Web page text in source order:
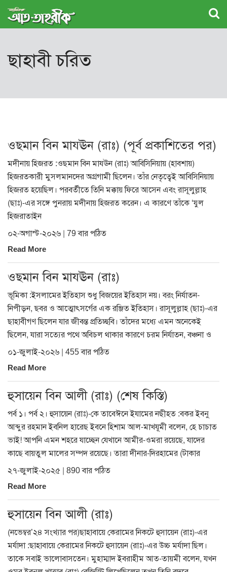
ছাহাবী চরিত
ওছমান বিন মাযঊন (রাঃ) (পূর্ব প্রকাশিতের পর)
মদীনায় হিজরত :ওছমান বিন মাযঊন (রাঃ) আবিসিনিয়ায় (হাবশায়)
হিজরতকারী মুসলমানদের অগ্রগামী ছিলেন। তাঁর নেতৃত্বেই আবিসিনিয়ায়
হিজরত হয়েছিল। পরবর্তীতে তিনি মক্কায় ফিরে আসেন এবং রাসূলুল্লাহ
(ছাঃ)-এর সঙ্গে পুনরায় মদীনায় হিজরত করেন। এ কারণে তাঁকে ‘যুল
হিজরাতাইন
০২-অগাস্ট-২০২৬ | 79 বার পঠিত
Read More
ওছমান বিন মাযঊন (রাঃ)
ভূমিকা :ইসলামের ইতিহাস শুধু বিজয়ের ইতিহাস নয়। বরং নির্যাতন-
নিপীড়ন, ছবর ও আত্মোৎসর্গের এক রঞ্জিত ইতিহাস। রাসূলুল্লাহ (ছাঃ)-এর
ছাহাবীগণ ছিলেন যার জীবন্ত প্রতিচ্ছবি। তাঁদের মধ্যে এমন অনেকেই
ছিলেন, যারা সত্যের পথে অবিচল থাকার কারণে চরম নির্যাতন, বঞ্চনা ও
০১-জুলাই-২০২৬ | 455 বার পঠিত
Read More
হুসায়েন বিন আলী (রাঃ) (শেষ কিস্তি)
পর্ব ১। পর্ব ২। হুসায়েন (রাঃ)-কে তাবেঈনে ইযামের নছীহত :বকর ইবনু
আব্দুর রহমান ইবনিল হারেছ ইবনে হিশাম আল-মাখযূমী বলেন, হে চাচাত
ভাই! আপনি এমন শহরে যাচ্ছেন যেখানে আমীর-ওমরা রয়েছে, যাদের
কাছে বায়তুল মালের সম্পদ রয়েছে। তারা দীনার-দিরহামের (টাকার
২৭-জুলাই-২০২৫ | 890 বার পঠিত
Read More
হুসায়েন বিন আলী (রাঃ)
(নভেম্বর’২৪ সংখ্যার পর)ছাহাবায়ে কেরামের নিকটে হুসায়েন (রাঃ)-এর
মর্যাদা :ছাহাবায়ে কেরামের নিকটে হুসায়েন (রাঃ)-এর উচ্চ মর্যাদা ছিল।
তাকে সবাই ভালোবাসতেন। মুহাম্মাদ ইবরাহীম আত-তায়মী বলেন, যখন